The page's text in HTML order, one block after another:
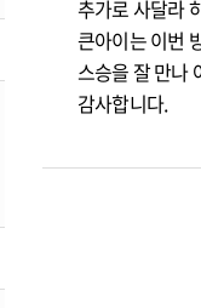
추가로 사달라
큰아이는 이번
스승을 잘 만나
감사합니다.